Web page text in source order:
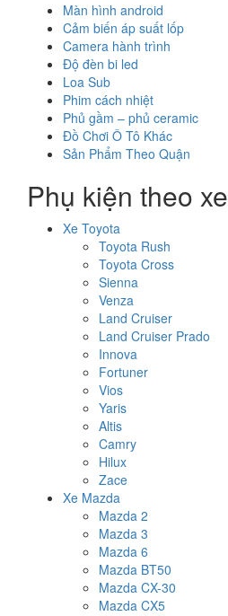
Màn hình android
Cảm biến áp suất lốp
Camera hành trình
Độ đèn bi led
Loa Sub
Phim cách nhiệt
Phủ gầm – phủ ceramic
Đồ Chơi Ô Tô Khác
Sản Phẩm Theo Quận
Phụ kiện theo xe
Xe Toyota
Toyota Rush
Toyota Cross
Sienna
Venza
Land Cruiser
Land Cruiser Prado
Innova
Fortuner
Vios
Yaris
Altis
Camry
Hilux
Zace
Xe Mazda
Mazda 2
Mazda 3
Mazda 6
Mazda BT50
Mazda CX-30
Mazda CX5